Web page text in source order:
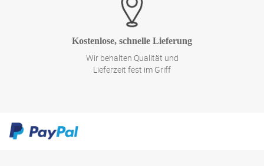
Kostenlose, schnelle Lieferung
Wir behalten Qualität und
Lieferzeit fest im Griff